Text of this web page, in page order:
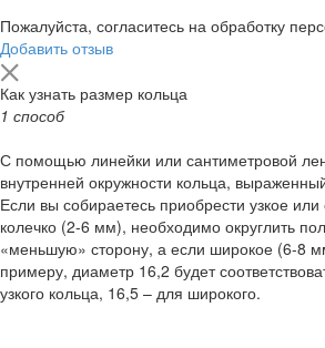
Пожалуйста, согласитесь на обработку
Добавить отзыв
Как узнать размер кольца
1 способ
С помощью линейки или сантиметровой
внутренней окружности кольца,
Если вы собираетесь приобрести узкое
колечко (2-6 мм), необходимо округлить
«меньшую» сторону, а если широкое (6-8
примеру, диаметр 16,2 будет
узкого кольца, 16,5 – для широкого.